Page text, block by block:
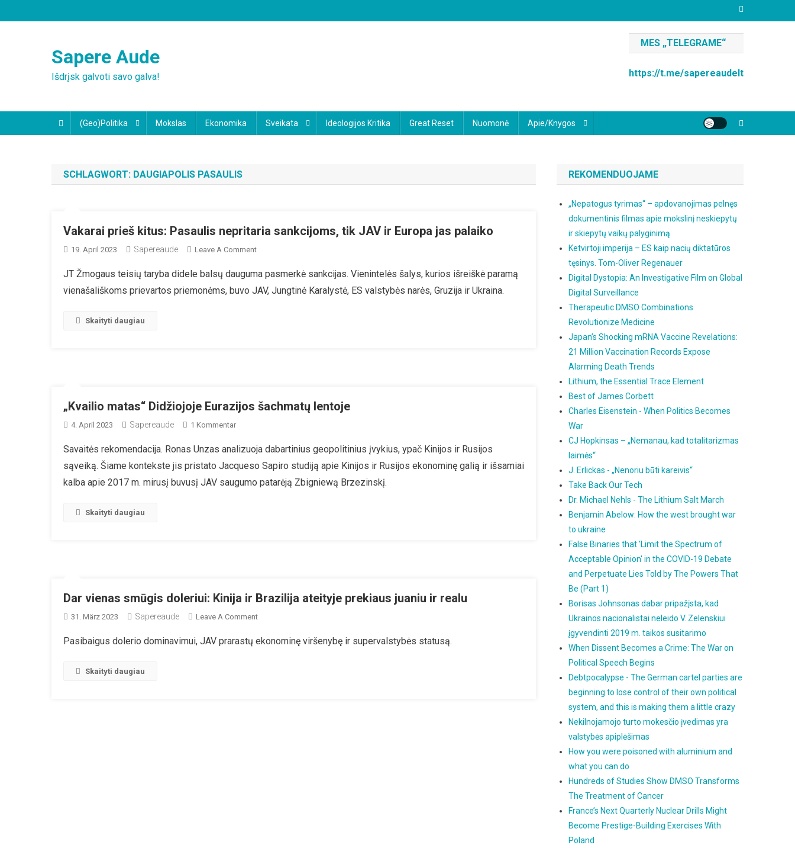
to
Sapere Aude
Išdrįsk galvoti savo galva!
MES „TELEGRAME“
https://t.me/sapereaudelt
(Geo)Politika Mokslas Ekonomika Sveikata Ideologijos Kritika Great Reset Nuomonė Apie/knygos
SCHLAGWORT: DAUGIAPOLIS PASAULIS
Vakarai prieš kitus: Pasaulis nepritaria sankcijoms, tik JAV ir Europa jas palaiko
19. April 2023 Sapereaude Leave A CommentOn
Prieš
Kitus:
Palaiko
JT Žmogaus teisių taryba didele balsų dauguma pasmerkė sankcijas. Vienintelės šalys, kurios išreiškė paramą
vienašališkoms prievartos priemonėms, buvo JAV, Jungtinė Karalystė, ES valstybės narės, Gruzija ir Ukraina.
Skaityti daugiau
„Kvailio matas“ Didžiojoje Eurazijos šachmatų lentoje
4. April 2023 Sapereaude 1 KommentarZu
Matas“
Didžiojoje
Eurazijos
Savaitės rekomendacija. Ronas Unzas analizuoja dabartinius geopolitinius įvykius, ypač Kinijos ir Rusijos
sąveiką. Šiame kontekste jis pristato Jacqueso Sapiro studiją apie Kinijos ir Rusijos ekonominę galią ir išsamiai
kalba apie 2017 m. mirusį buvusį JAV saugumo patarėją Zbigniewą Brzezinskį.
Skaityti daugiau
Dar vienas smūgis doleriui: Kinija ir Brazilija ateityje prekiaus juaniu ir realu
31. März 2023 Sapereaude Leave A CommentOn
Vienas
Pasibaigus dolerio dominavimui, JAV prarastų ekonominę viršenybę ir supervalstybės statusą.
Skaityti daugiau
REKOMENDUOJAME
„Nepatogus tyrimas“ – apdovanojimas pelnęs
dokumentinis filmas apie mokslinį neskiepytų
ir skiepytų vaikų palyginimą
Ketvirtoji imperija – ES kaip nacių diktatūros
tęsinys. Tom-Oliver Regenauer
Digital Dystopia: An Investigative Film on Global
Digital Surveillance
Therapeutic DMSO Combinations
Revolutionize Medicine
Japan’s Shocking mRNA Vaccine Revelations:
21 Million Vaccination Records Expose
Alarming Death Trends
Lithium, the Essential Trace Element
Best of James Corbett
Charles Eisenstein - When Politics Becomes
War
CJ Hopkinsas – „Nemanau, kad totalitarizmas
laimės“
J. Erlickas - „Nenoriu būti kareivis“
Take Back Our Tech
Dr. Michael Nehls - The Lithium Salt March
Benjamin Abelow: How the west brought war
to ukraine
False Binaries that 'Limit the Spectrum of
Acceptable Opinion' in the COVID-19 Debate
and Perpetuate Lies Told by The Powers That
Be (Part 1)
Borisas Johnsonas dabar pripažįsta, kad
Ukrainos nacionalistai neleido V. Zelenskiui
įgyvendinti 2019 m. taikos susitarimo
When Dissent Becomes a Crime: The War on
Political Speech Begins
Debtpocalypse - The German cartel parties are
beginning to lose control of their own political
system, and this is making them a little crazy
Nekilnojamojo turto mokesčio įvedimas yra
valstybės apiplėšimas
How you were poisoned with aluminium and
what you can do
Hundreds of Studies Show DMSO Transforms
The Treatment of Cancer
France’s Next Quarterly Nuclear Drills Might
Become Prestige-Building Exercises With
Poland